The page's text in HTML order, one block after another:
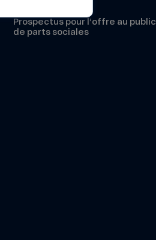
Prospectus pour l’offre au public
de parts sociales